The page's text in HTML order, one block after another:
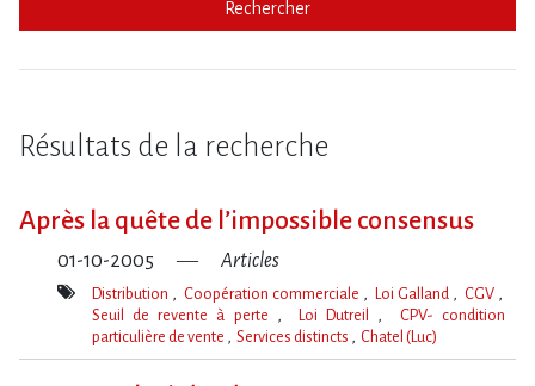
Rechercher
Résultats de la recherche
Après la quête de l’impossible consensus
01-10-2005 Articles
Mot(s)-
Distribution Coopération commerciale Loi Galland
CGV
Seuil de revente à perte
Loi Dutreil
CPV- condition
particulière de vente
Services distincts Chatel (Luc)